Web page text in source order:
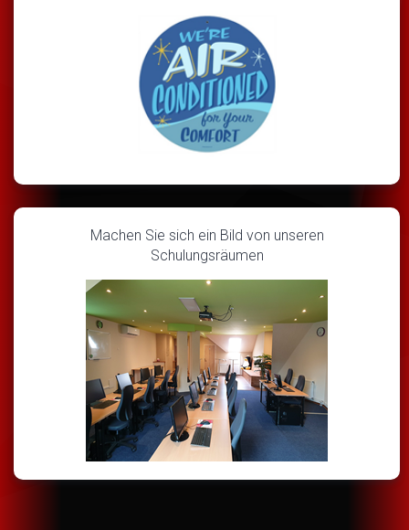
Machen Sie sich ein Bild von unseren
Schulungsräumen